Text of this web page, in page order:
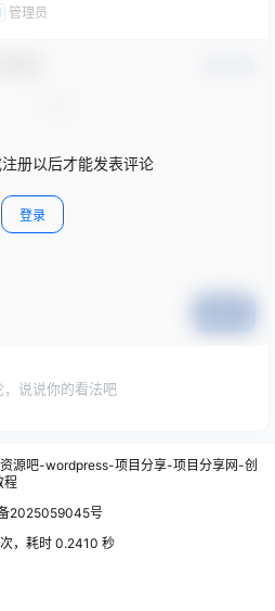
管理员
册以后才能发表评论
登录
，说说你的看法吧
源吧-wordpress-项目分享-项目分享网-创
程
2025059045号
，耗时 0.2410 秒